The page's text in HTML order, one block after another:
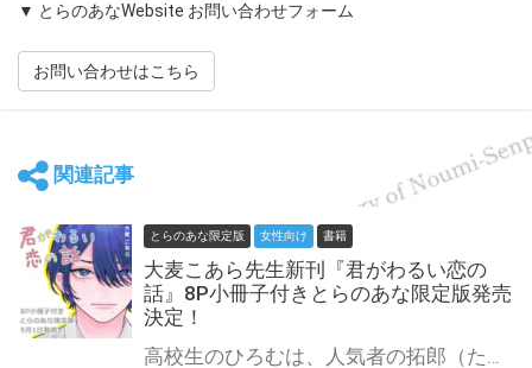
▼ とらのあなWebsite お問い合わせフォーム
お問い合わせはこちら
関連記事
とらのあな限定版 女性向け 書籍
大麦こあら先生新刊『君がわるい恋の
話』8P小冊子付きとらのあな限定版発売
決定！